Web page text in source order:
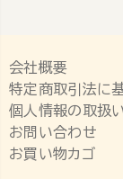
会社概要
特定商取引法に
個人情報の取扱
お問い合わせ
お買い物カゴ